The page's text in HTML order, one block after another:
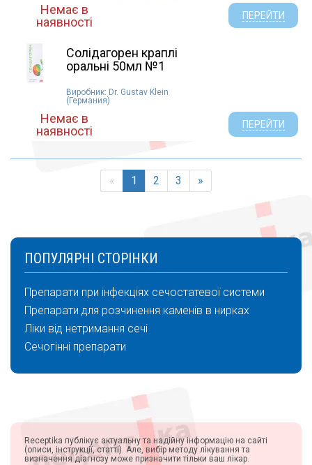
Немає в
наявності
ПЕРЕЙТИ
Солідагорен краплі
оральні 50мл №1
Виробник: Dr. Gustav Klein
(Германия)
Немає в
наявності
ПЕРЕЙТИ
« 1 2 3 »
ПОПУЛЯРНІ СТОРІНКИ
Препарати при інфекціях сечостатевої системи
Препарати для розчинення каменів в нирках
Ліки від нетримання сечі
Сечогінні препарати
Receptika публікує актуальну та надійну інформацію на сайті
(описи, інструкції, статті). Але, вибір методу лікування та
визначення діагнозу може призначити тільки ваш лікар.